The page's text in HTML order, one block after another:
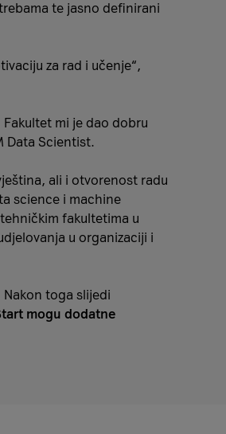
te jasno definirani
za rad i učenje“,
mi je dao dobru
Data Scientist.
ali i otvorenost radu
science i machine
fakultetima u
u organizaciji i
toga slijedi
mogu dodatne